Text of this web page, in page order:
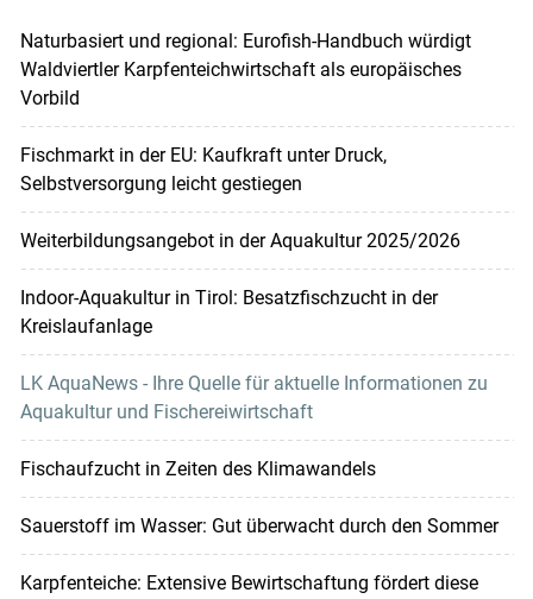
Naturbasiert und regional: Eurofish-Handbuch würdigt
Waldviertler Karpfenteichwirtschaft als europäisches
Vorbild
Fischmarkt in der EU: Kaufkraft unter Druck,
Selbstversorgung leicht gestiegen
Weiterbildungsangebot in der Aquakultur 2025/2026
Indoor-Aquakultur in Tirol: Besatzfischzucht in der
Kreislaufanlage
LK AquaNews - Ihre Quelle für aktuelle Informationen zu
Aquakultur und Fischereiwirtschaft
Fischaufzucht in Zeiten des Klimawandels
Sauerstoff im Wasser: Gut überwacht durch den Sommer
Karpfenteiche: Extensive Bewirtschaftung fördert diese